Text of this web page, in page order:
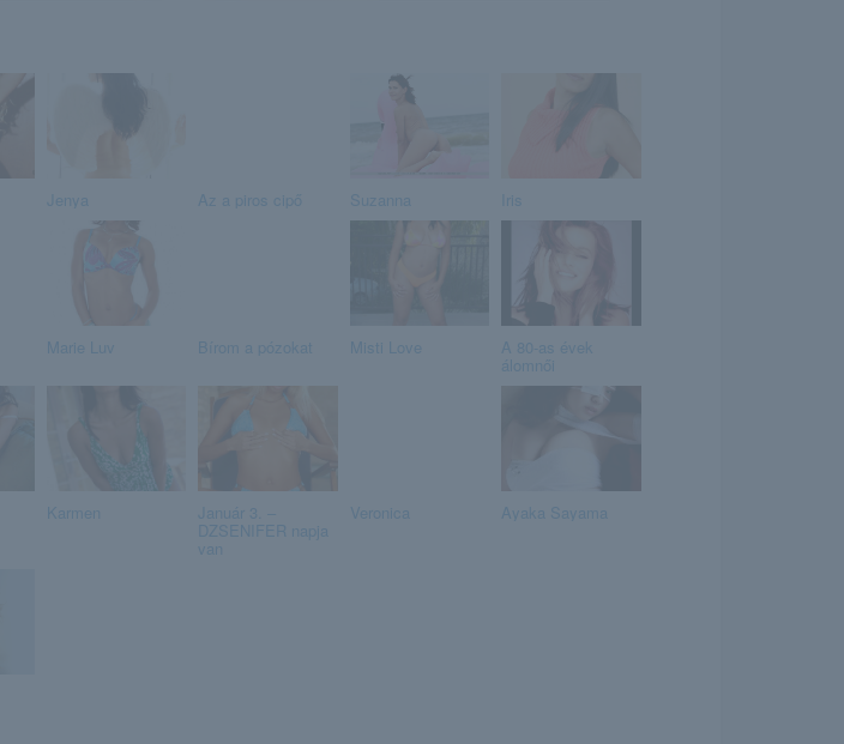
Jenya Az a piros cipő Suzanna Iris
Marie Luv Bírom a pózokat Misti Love A 80-as évek
álomnői
Karmen Január 3. –
DZSENIFER napja
van
Veronica Ayaka Sayama